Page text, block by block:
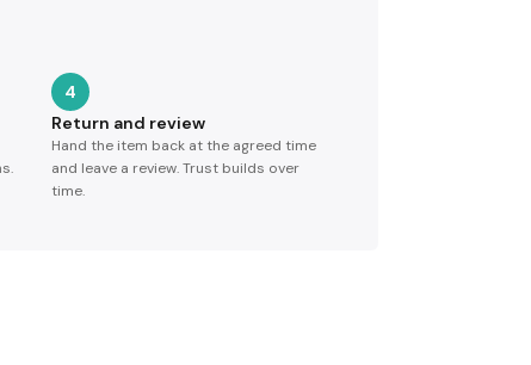
4
Return and review
Hand the item back at the agreed time
and leave a review. Trust builds over
time.